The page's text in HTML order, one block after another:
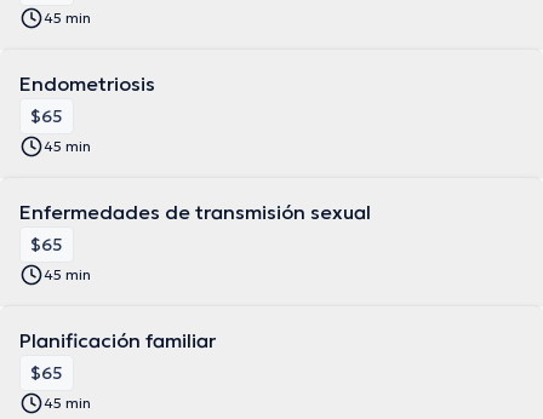
45 min
Endometriosis
$65
45 min
Enfermedades de transmisión sexual
$65
45 min
Planificación familiar
$65
45 min